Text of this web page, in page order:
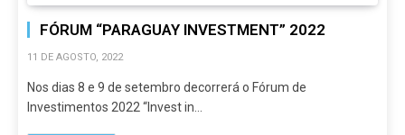
FÓRUM “PARAGUAY INVESTMENT” 2022
11 DE AGOSTO, 2022
Nos dias 8 e 9 de setembro decorrerá o Fórum de
Investimentos 2022 “Invest in…